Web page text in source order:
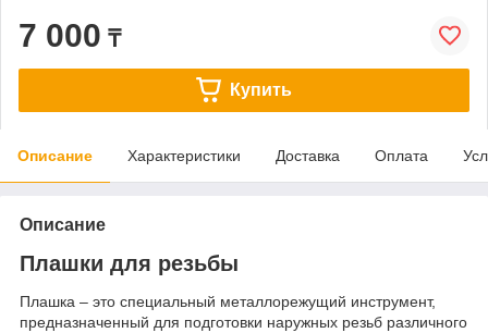
7 000 ₸
Купить
Описание Характеристики Доставка Оплата
Описание
Плашки для резьбы
Плашка – это специальный металлорежущий инструмент,
предназначенный для подготовки наружных резьб различного